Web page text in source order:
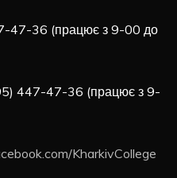
47-36 (працює з 9-00 до
447-47-36 (працює з 9-
KharkivCollege